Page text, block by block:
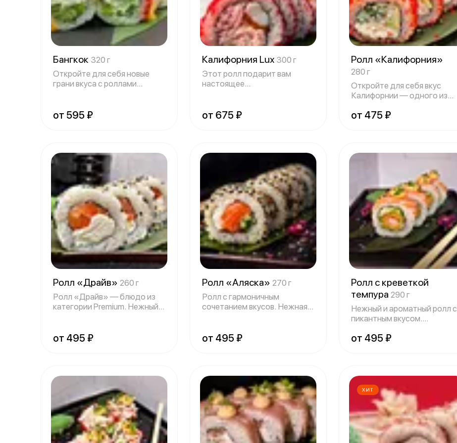
Бангкок 320 г
Откройте для себя новые
грани вкуса с роллами
от 595 ₽
Калифорния Lux 300 г
Этот ролл подарит вам
настоящее
от 675 ₽
Ролл «Калифорния»
280 г
Откройте для себя вкус
Калифорнии — одного из
от 475 ₽
Ролл «Драйв» 260 г
Ролл «Драйв» — блюдо из
категории Premium. Нежный
от 495 ₽
Ролл «Аляска» 270 г
Ролл с гармоничным
сочетанием вкусов. Нежная
от 495 ₽
Ролл с креветкой
темпура 290 г
Нежный и ароматный ролл с
пикантным вкусом.
от 495 ₽
ХИТ